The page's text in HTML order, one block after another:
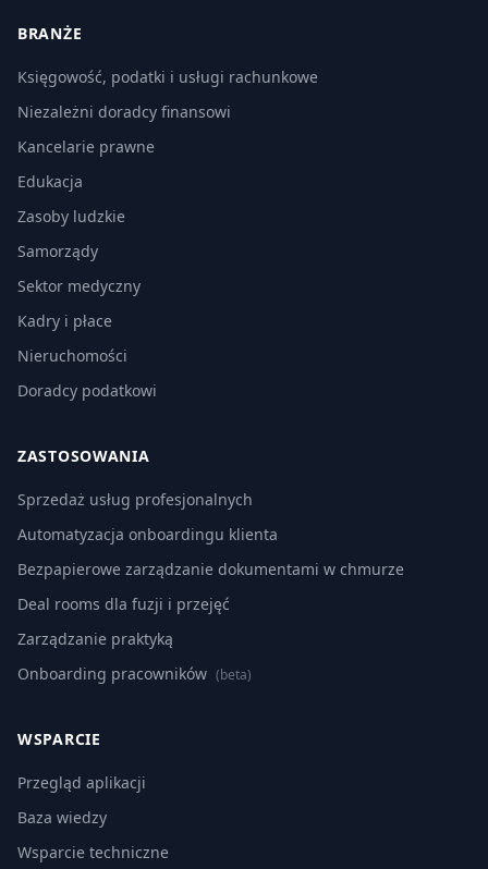
BRANŻE
Księgowość, podatki i usługi rachunkowe
Niezależni doradcy finansowi
Kancelarie prawne
Edukacja
Zasoby ludzkie
Samorządy
Sektor medyczny
Kadry i płace
Nieruchomości
Doradcy podatkowi
ZASTOSOWANIA
Sprzedaż usług profesjonalnych
Automatyzacja onboardingu klienta
Bezpapierowe zarządzanie dokumentami w chmurze
Deal rooms dla fuzji i przejęć
Zarządzanie praktyką
Onboarding pracowników (beta)
WSPARCIE
Przegląd aplikacji
Baza wiedzy
Wsparcie techniczne